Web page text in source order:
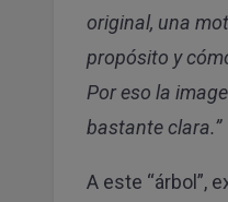
original, una
propósito y
Por eso la
bastante clara.”
A este “árbol”,